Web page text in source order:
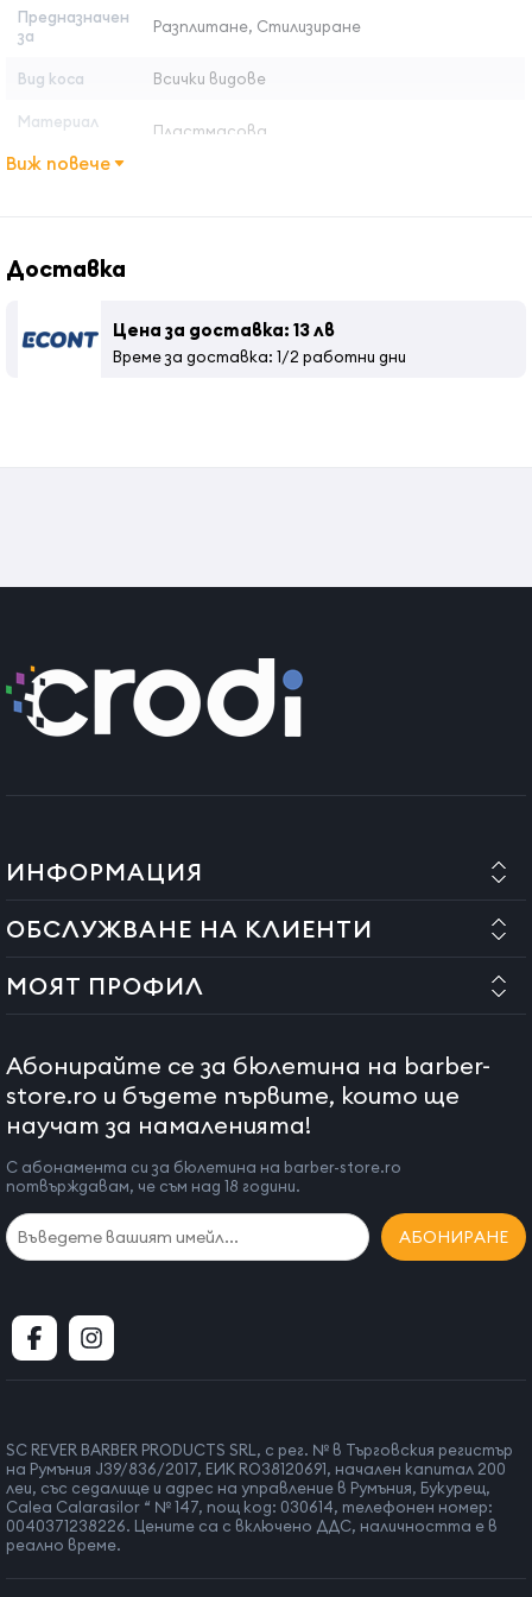
Предназначен
за
Разплитане, Стилизиране
Вид коса Всички видове
Материал
Пластмасова
Материал Пластмасов
Виж повече
Доставка
Цена за доставка: 13 лв
Време за доставка: 1/2 работни дни
ИНФОРМАЦИЯ
ОБСЛУЖВАНЕ НА КЛИЕНТИ
МОЯТ ПРОФИЛ
Абонирайте се за бюлетина на barber-
store.ro и бъдете първите, които ще
научат за намаленията!
С абонамента си за бюлетина на barber-store.ro
потвърждавам, че съм над 18 години.
АБОНИРАНЕ
SC REVER BARBER PRODUCTS SRL, с рег. № в Търговския регистър
на Румъния J39/836/2017, ЕИК RO38120691, начален капитал 200
леи, със седалище и адрес на управление в Румъния, Букурещ,
Calea Calarasilor “ № 147, пощ код: 030614, телефонен номер:
0040371238226. Цените са с включено ДДС, наличността е в
реално време.